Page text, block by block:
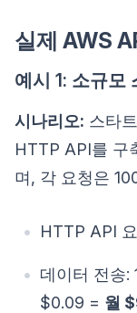
실제 AWS
예시 1: 소규모
시나리오: 스타
HTTP API를 구
며, 각 요청은
HTTP API
데이터 전송:
$0.09 = 월